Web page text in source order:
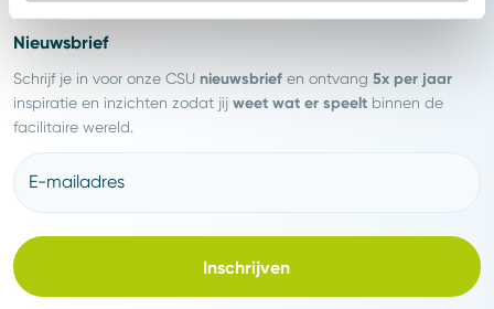
Nieuwsbrief
Schrijf je in voor onze CSU nieuwsbrief en ontvang 5x per jaar
inspiratie en inzichten zodat jij weet wat er speelt binnen de
facilitaire wereld.
E-mailadres
Inschrijven